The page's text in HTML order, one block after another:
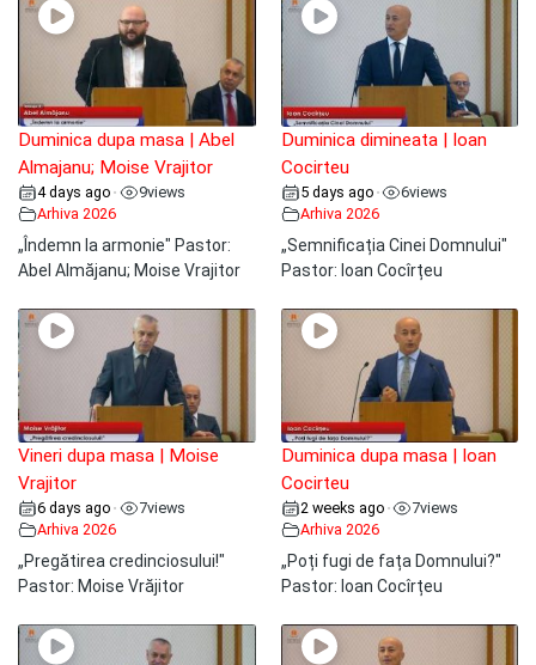
Duminica dupa masa | Abel
Almajanu; Moise Vrajitor
4 days ago • 9views
Arhiva 2026
„Îndemn la armonie" Pastor:
Abel Almăjanu; Moise Vrajitor
Duminica dimineata | Ioan
Cocirteu
5 days ago • 6views
Arhiva 2026
„Semnificația Cinei Domnului"
Pastor: Ioan Cocîrțeu
Vineri dupa masa | Moise
Vrajitor
6 days ago • 7views
Arhiva 2026
„Pregătirea credinciosului!"
Pastor: Moise Vrăjitor
Duminica dupa masa | Ioan
Cocirteu
2 weeks ago • 7views
Arhiva 2026
„Poți fugi de fața Domnului?"
Pastor: Ioan Cocîrțeu